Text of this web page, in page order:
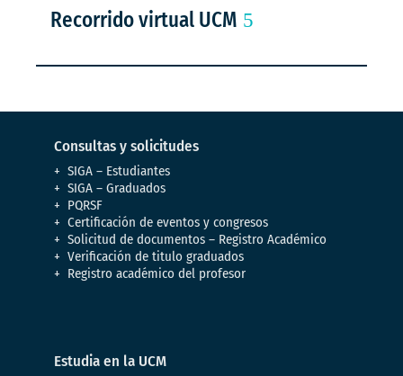
Recorrido virtual UCM
Consultas y solicitudes
SIGA – Estudiantes
SIGA – Graduados
PQRSF
Certificación de eventos y congresos
Solicitud de documentos – Registro Académico
Verificación de titulo graduados
Registro académico del profesor
Estudia en la UCM